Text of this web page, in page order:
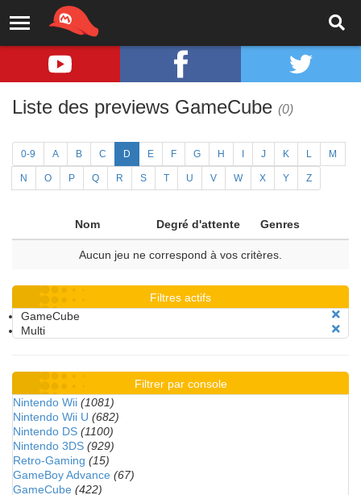
Liste des previews GameCube (0)
0-9 A B C D E F G H J K L M
N O P Q R S T U V W X Y Z
Nom Degré d'attente Genres
Aucun jeu ne correspond à vos critères.
Filtres actifs
GameCube
Multi
Filtrer par console
Nintendo Wii (1081)
Nintendo Wii U (682)
Nintendo DS (1100)
Nintendo 3DS (929)
Retro-Gaming (15)
GameBoy Advance (67)
GameCube (422)